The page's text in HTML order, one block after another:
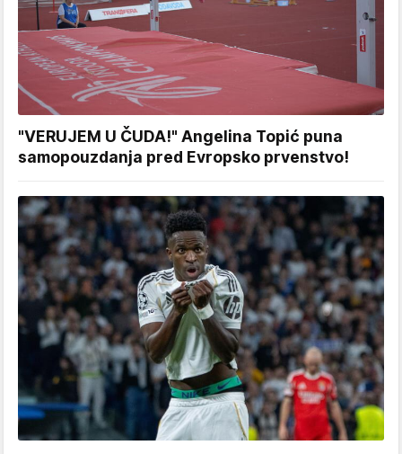
"VERUJEM U ČUDA!" Angelina Topić puna
samopouzdanja pred Evropsko prvenstvo!